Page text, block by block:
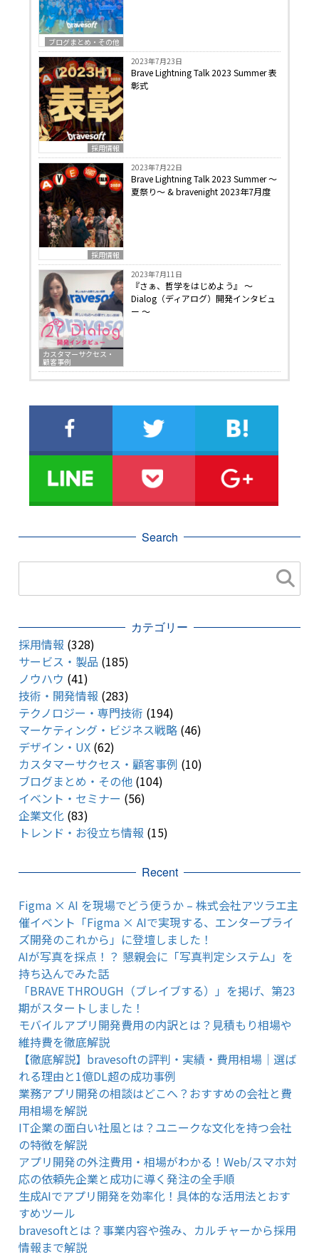
ブログまとめ・その他
採用情報
2023年7月23日
Brave Lightning Talk 2023 Summer 表
彰式
採用情報
2023年7月22日
Brave Lightning Talk 2023 Summer 〜
夏祭り〜 & bravenight 2023年7月度
カスタマーサクセス・
顧客事例
2023年7月11日
『さぁ、哲学をはじめよう』 〜
Dialog（ディアログ）開発インタビュ
ー 〜
Search
カテゴリー
採用情報 (328)
サービス・製品 (185)
ノウハウ (41)
技術・開発情報 (283)
テクノロジー・専門技術 (194)
マーケティング・ビジネス戦略(46)
デザイン・UX(62)
カスタマーサクセス・顧客事例 (10)
ブログまとめ・その他(104)
イベント・セミナー (56)
企業文化 (83)
トレンド・お役立ち情報 (15)
Recent
Figma × AI を現場でどう使うか – 株式会社アツラエ主
催イベント「Figma × AIで実現する、エンタープライ
ズ開発のこれから」に登壇しました！
AIが写真を採点！？ 懇親会に「写真判定システム」を
持ち込んでみた話
「BRAVE THROUGH（ブレイブする）」を掲げ、第23
期がスタートしました！
モバイルアプリ開発費用の内訳とは？見積もり相場や
維持費を徹底解説
【徹底解説】bravesoftの評判・実績・費用相場｜選ば
れる理由と1億DL超の成功事例
業務アプリ開発の相談はどこへ？おすすめの会社と費
用相場を解説
IT企業の面白い社風とは？ユニークな文化を持つ会社
の特徴を解説
アプリ開発の外注費用・相場がわかる！Web/スマホ対
応の依頼先企業と成功に導く発注の全手順
生成AIでアプリ開発を効率化！具体的な活用法とおす
すめツール
bravesoftとは？事業内容や強み、カルチャーから採用
情報まで解説